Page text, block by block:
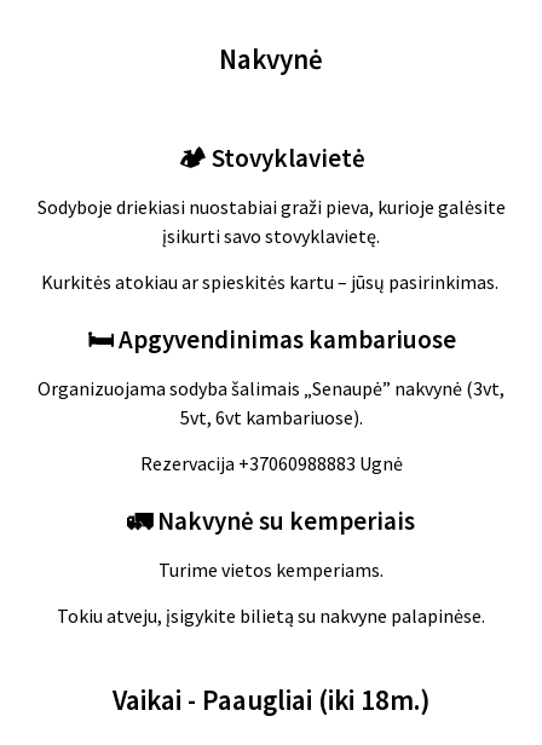
Nakvynė
🏕️ Stovyklavietė
Sodyboje driekiasi nuostabiai graži pieva, kurioje galėsite
įsikurti savo stovyklavietę.
Kurkitės atokiau ar spieskitės kartu – jūsų pasirinkimas.
🛏️Apgyvendinimas kambariuose
Organizuojama sodyba šalimais „Senaupė” nakvynė (3vt,
5vt, 6vt kambariuose).
Rezervacija +37060988883 Ugnė
🚛Nakvynė su kemperiais
Turime vietos kemperiams.
Tokiu atveju, įsigykite bilietą su nakvyne palapinėse.
Vaikai - Paaugliai (iki 18m.)